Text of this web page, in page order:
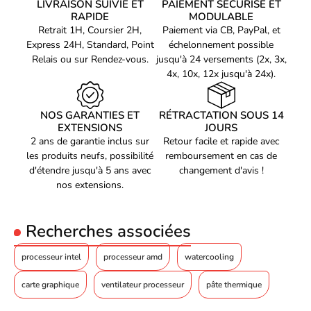
une grande flexibilité et des possibilités de mise à niveau
supplémentaires. De plus, la présence de14 coeurs dans ce
processeur offre une puissance supplémentaire et une efficacité
optimale.
Conçu pour la performance
Le processeur Intel Core i5 a été conçu pour offrir une
performance optimale et des performances stables. Ce
processeur est capable de rivaliser avec des modèles haut de
gamme et peut être adapté à différentes configurations selon les
besoins. Il permet également une gestion plus efficace de la
mémoire et des tâches compliquées afin de satisfaire également
Le processeur Intel Core i5 est la solution parfaite pour les
joueurs à la recherche de performances exceptionnelles. Sa
fréquence processeur allant de 5.00GHZ à 5.49GHZ, son socket
INTEL LGA1700, ses 14 coeurs ainsi que sa gamme de
processeur Intel Core i5 offrent une solution complète et
optimale pour tous types d'utilisateurs. De plus, ce processeur
LIVRAISON SUIVIE ET
RAPIDE
Retrait 1H, Coursier 2H,
Express 24H, Standard, Point
Relais ou sur Rendez-vous.
PAIEMENT SÉCURISÉ ET
MODULABLE
Paiement via CB, PayPal, et
échelonnement possible
jusqu'à 24 versements (2x, 3x,
4x, 10x, 12x jusqu'à 24x).
NOS GARANTIES ET
EXTENSIONS
2 ans de garantie inclus sur
les produits neufs, possibilité
d'étendre jusqu'à 5 ans avec
nos extensions.
RÉTRACTATION SOUS 14
JOURS
Retour facile et rapide avec
remboursement en cas de
changement d'avis !
Recherches associées
processeur intel processeur amd watercooling
carte graphique ventilateur processeur pâte thermique